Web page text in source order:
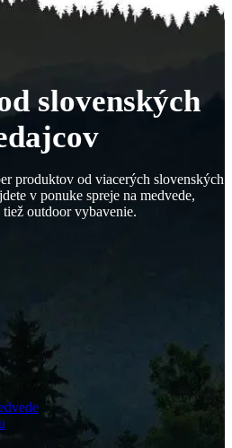
slovenských
produktov od viacerých slovenských
v ponuke spreje na medvede,
outdoor vybavenie.